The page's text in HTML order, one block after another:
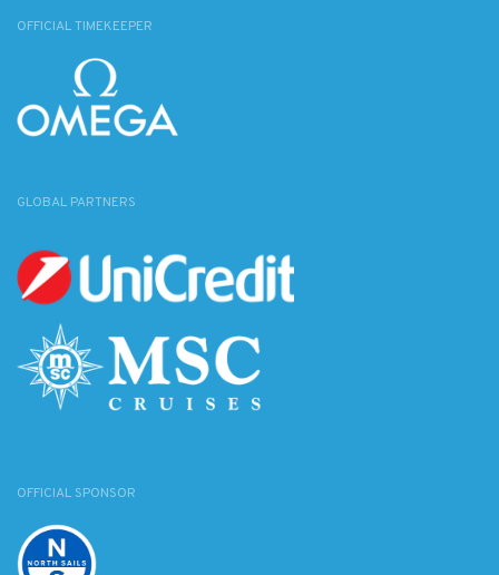
OFFICIAL TIMEKEEPER
GLOBAL PARTNERS
OFFICIAL SPONSOR